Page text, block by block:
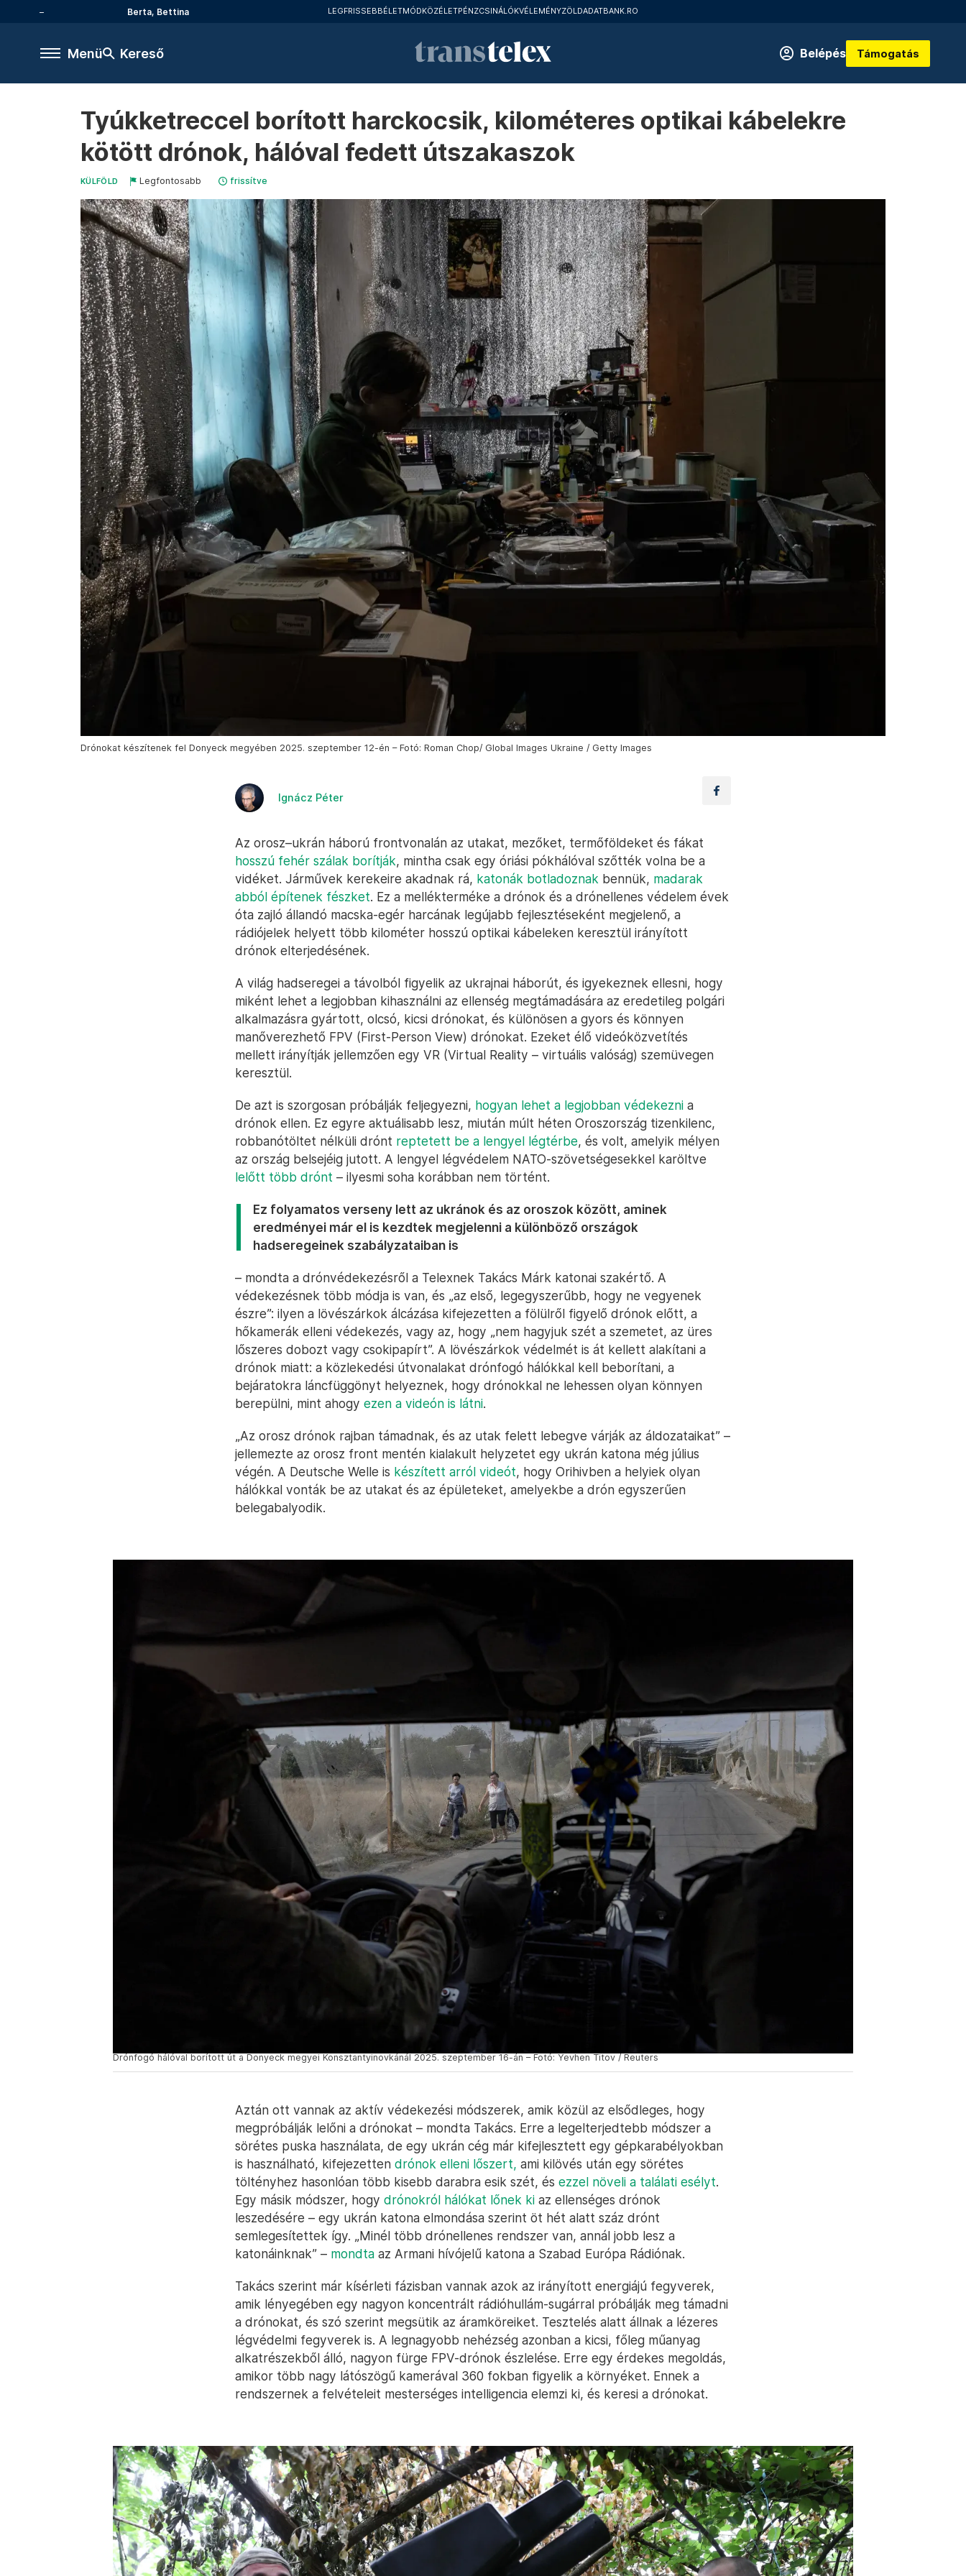
Berta, Bettina LEGFRISSEBBÉLETMÓDKÖZÉLETPÉNZCSINÁLÓKVÉLEMÉNYZÖLDADATBANK.RO
Menü Kereső Belépés Támogatás
Tyúkketreccel borított harckocsik, kilométeres optikai kábelekre
kötött drónok, hálóval fedett útszakaszok
KÜLFÖLD Legfontosabb frissítve
Drónokat készítenek fel Donyeck megyében 2025. szeptember 12-én – Fotó: Roman Chop/ Global Images Ukraine / Getty Images
Ignácz Péter
Az orosz–ukrán háború frontvonalán az utakat, mezőket, termőföldeket és fákat
hosszú fehér szálak borítják, mintha csak egy óriási pókhálóval szőtték volna be a
vidéket. Járművek kerekeire akadnak rá, katonák botladoznak bennük, madarak
abból építenek fészket. Ez a mellékterméke a drónok és a drónellenes védelem évek
óta zajló állandó macska-egér harcának legújabb fejlesztéseként megjelenő, a
rádiójelek helyett több kilométer hosszú optikai kábeleken keresztül irányított
drónok elterjedésének.
A világ hadseregei a távolból figyelik az ukrajnai háborút, és igyekeznek ellesni, hogy
miként lehet a legjobban kihasználni az ellenség megtámadására az eredetileg polgári
alkalmazásra gyártott, olcsó, kicsi drónokat, és különösen a gyors és könnyen
manőverezhető FPV (First-Person View) drónokat. Ezeket élő videóközvetítés
mellett irányítják jellemzően egy VR (Virtual Reality – virtuális valóság) szemüvegen
keresztül.
De azt is szorgosan próbálják feljegyezni, hogyan lehet a legjobban védekezni a
drónok ellen. Ez egyre aktuálisabb lesz, miután múlt héten Oroszország tizenkilenc,
robbanótöltet nélküli drónt reptetett be a lengyel légtérbe, és volt, amelyik mélyen
az ország belsejéig jutott. A lengyel légvédelem NATO-szövetségesekkel karöltve
lelőtt több drónt – ilyesmi soha korábban nem történt.
Ez folyamatos verseny lett az ukránok és az oroszok között, aminek
eredményei már el is kezdtek megjelenni a különböző országok
hadseregeinek szabályzataiban is
– mondta a drónvédekezésről a Telexnek Takács Márk katonai szakértő. A
védekezésnek több módja is van, és „az első, legegyszerűbb, hogy ne vegyenek
észre”: ilyen a lövészárkok álcázása kifejezetten a fölülről figyelő drónok előtt, a
hőkamerák elleni védekezés, vagy az, hogy „nem hagyjuk szét a szemetet, az üres
lőszeres dobozt vagy csokipapírt”. A lövészárkok védelmét is át kellett alakítani a
drónok miatt: a közlekedési útvonalakat drónfogó hálókkal kell beborítani, a
bejáratokra láncfüggönyt helyeznek, hogy drónokkal ne lehessen olyan könnyen
berepülni, mint ahogy ezen a videón is látni.
„Az orosz drónok rajban támadnak, és az utak felett lebegve várják az áldozataikat” –
jellemezte az orosz front mentén kialakult helyzetet egy ukrán katona még július
végén. A Deutsche Welle is készített arról videót, hogy Orihivben a helyiek olyan
hálókkal vonták be az utakat és az épületeket, amelyekbe a drón egyszerűen
belegabalyodik.
Drónfogó hálóval borított út a Donyeck megyei Konsztantyinovkánál 2025. szeptember 16-án – Fotó: Yevhen Titov / Reuters
Aztán ott vannak az aktív védekezési módszerek, amik közül az elsődleges, hogy
megpróbálják lelőni a drónokat – mondta Takács. Erre a legelterjedtebb módszer a
sörétes puska használata, de egy ukrán cég már kifejlesztett egy gépkarabélyokban
is használható, kifejezetten drónok elleni lőszert, ami kilövés után egy sörétes
töltényhez hasonlóan több kisebb darabra esik szét, és ezzel növeli a találati esélyt.
Egy másik módszer, hogy drónokról hálókat lőnek ki az ellenséges drónok
leszedésére – egy ukrán katona elmondása szerint öt hét alatt száz drónt
semlegesítettek így. „Minél több drónellenes rendszer van, annál jobb lesz a
katonáinknak” – mondta az Armani hívójelű katona a Szabad Európa Rádiónak.
Takács szerint már kísérleti fázisban vannak azok az irányított energiájú fegyverek,
amik lényegében egy nagyon koncentrált rádióhullám-sugárral próbálják meg támadni
a drónokat, és szó szerint megsütik az áramköreiket. Tesztelés alatt állnak a lézeres
légvédelmi fegyverek is. A legnagyobb nehézség azonban a kicsi, főleg műanyag
alkatrészekből álló, nagyon fürge FPV-drónok észlelése. Erre egy érdekes megoldás,
amikor több nagy látószögű kamerával 360 fokban figyelik a környéket. Ennek a
rendszernek a felvételeit mesterséges intelligencia elemzi ki, és keresi a drónokat.